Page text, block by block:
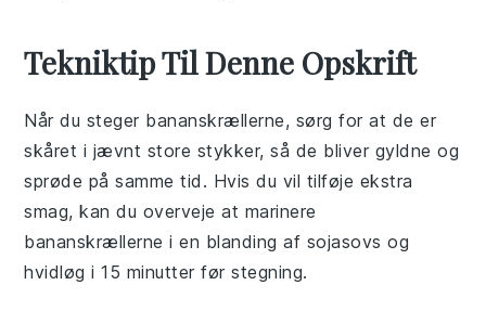
Tekniktip Til Denne Opskrift
Når du steger bananskrællerne, sørg for at de er
skåret i jævnt store stykker, så de bliver gyldne og
sprøde på samme tid. Hvis du vil tilføje ekstra
smag, kan du overveje at marinere
bananskrællerne i en blanding af sojasovs og
hvidløg i 15 minutter før stegning.